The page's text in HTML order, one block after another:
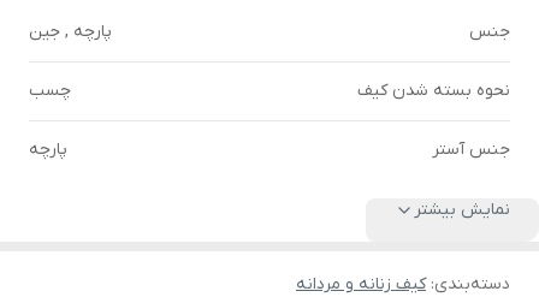
جنس پارچه , جین
نحوه بسته شدن کیف چسب
جنس آستر پارچه
نمایش بیشتر
دسته‌بندی:کیف زنانه و مردانه